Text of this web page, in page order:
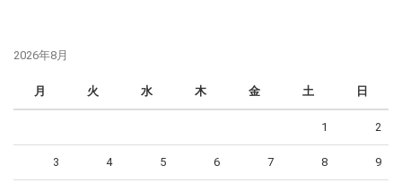
2026年8月
月 火 水 木 金 土 日
1 2
3 4 5 6 7 8 9